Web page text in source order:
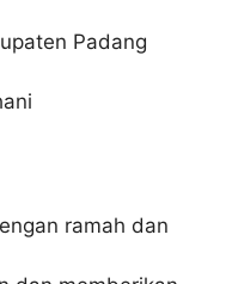
Padang
ramah dan